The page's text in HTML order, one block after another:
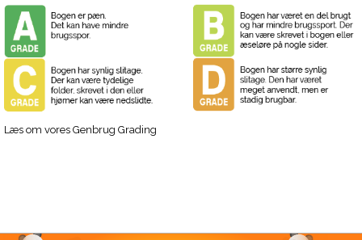
Læs om vores Genbrug Grading